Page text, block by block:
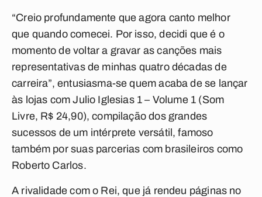
“Creio profundamente que agora canto melhor
que quando comecei. Por isso, decidi que é o
momento de voltar a gravar as canções mais
representativas de minhas quatro décadas de
carreira”, entusiasma-se quem acaba de se lançar
às lojas com Julio Iglesias 1 – Volume 1 (Som
Livre, R$ 24,90), compilação dos grandes
sucessos de um intérprete versátil, famoso
também por suas parcerias com brasileiros como
Roberto Carlos.
A rivalidade com o Rei, que já rendeu páginas no